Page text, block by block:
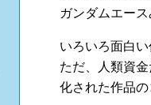
ガンダムエー
いろいろ面白
ただ、人類資
化された作品